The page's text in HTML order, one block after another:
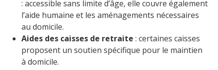
: accessible sans limite d’âge, elle couvre également
l’aide humaine et les aménagements nécessaires
au domicile.
Aides des caisses de retraite : certaines caisses
proposent un soutien spécifique pour le maintien
à domicile.